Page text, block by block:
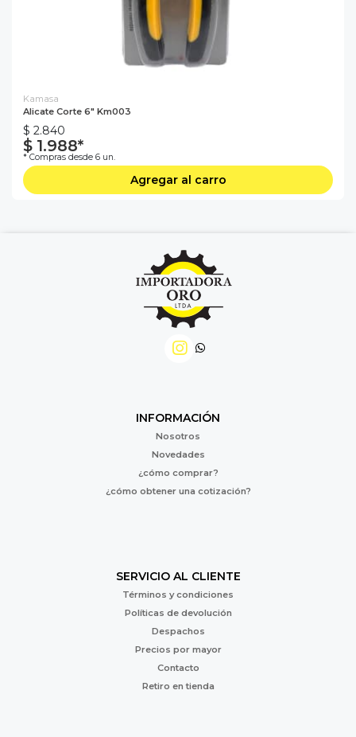
Kamasa
Alicate Corte 6" Km003
$ 2.840
$ 1.988*
* Compras desde 6 un.
Agregar al carro
INFORMACIÓN
Nosotros
Novedades
¿cómo comprar?
¿cómo obtener una cotización?
SERVICIO AL CLIENTE
Términos y condiciones
Políticas de devolución
Despachos
Precios por mayor
Contacto
Retiro en tienda